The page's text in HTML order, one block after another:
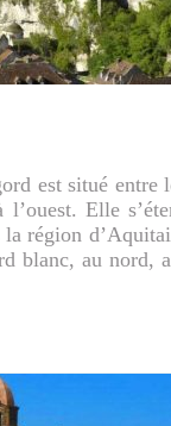
est situé
Elle
région
blanc, au nord,